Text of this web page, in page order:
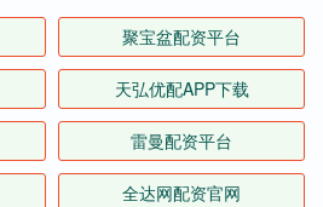
聚宝盆配资平台
天弘优配APP下载
雷曼配资平台
全达网配资官网